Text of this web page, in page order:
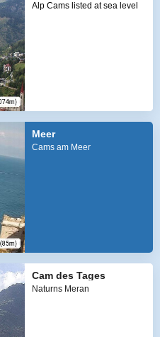
Alp Cams listed at sea level
Meer
Cams am Meer
Cam des Tages
Naturns Meran